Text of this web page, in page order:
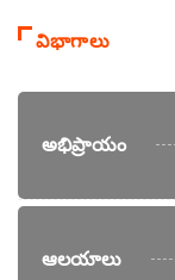
విభాగాలు
అభిప్రాయం
ఆలయాలు